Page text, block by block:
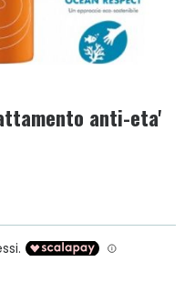
anti-eta'
Sconto extra fino al